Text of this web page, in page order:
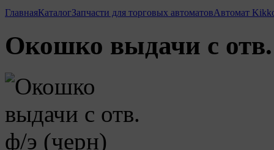
ГлавнаяКаталогЗапчасти для торговых автоматовАвтомат
Окошко выдачи с